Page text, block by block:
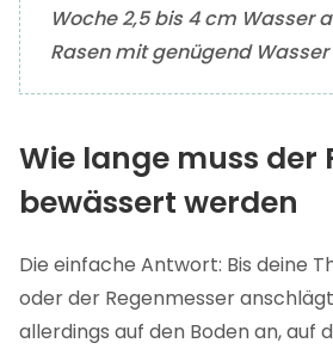
Woche 2,5 bis 4 cm Wasser
Rasen mit genügend
Wie lange muss der
bewässert werden
Die einfache Antwort: Bis deine
oder der Regenmesser
allerdings auf den Boden an, auf